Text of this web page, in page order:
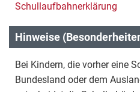
Schullaufbahnerklärung
Hinweise
Bei Kindern, die vorher eine
Bundesland oder dem